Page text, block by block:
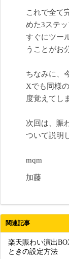
これで全て
めた3ステ
すぐにツー
うことがお
ちなみに、
Xでも同様
度覚えてし
次回は、賑
ついて説明
mqm
加藤
関連記事
楽天賑わい演出
ときの設定方法